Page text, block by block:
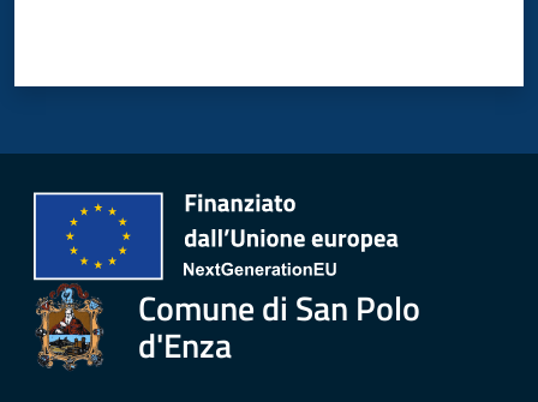
Comune di San Polo
d'Enza